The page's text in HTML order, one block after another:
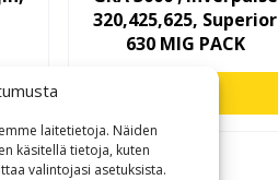
laitetietoja. Näiden
käsitellä tietoja, kuten
valintojasi asetuksista.
320,425,625, Superior
630 MIG PACK